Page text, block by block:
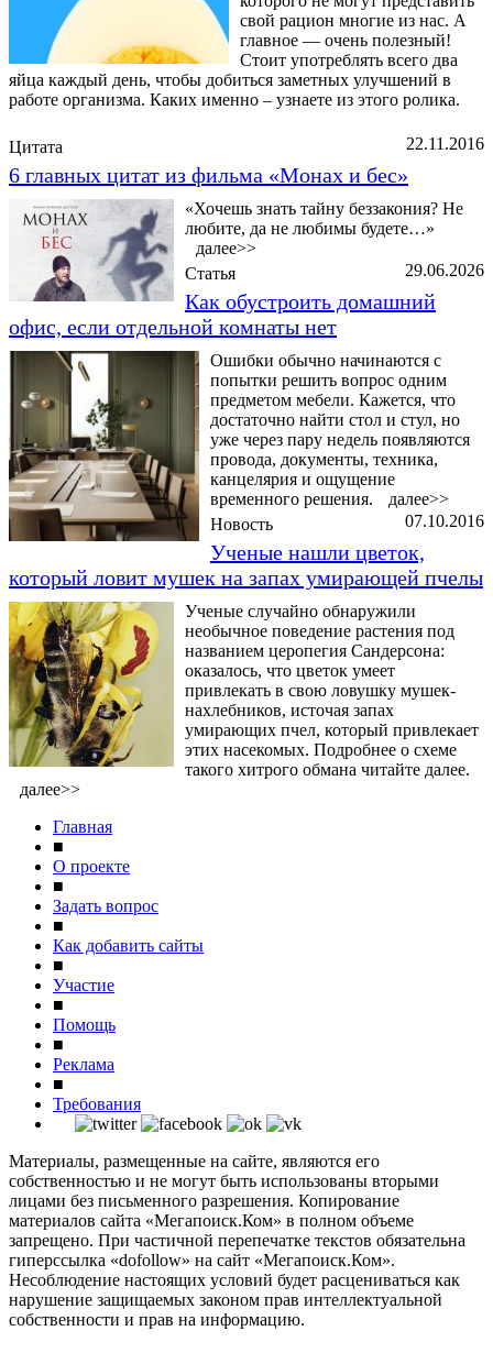
свой рацион многие из нас. А
главное — очень полезный!
Стоит употреблять всего два
яйца каждый день, чтобы добиться заметных улучшений в
работе организма. Каких именно – узнаете из этого ролика.
22.11.2016
Цитата
6 главных цитат из фильма «Монах и бес»
«Хочешь знать тайну беззакония? Не
любите, да не любимы будете…»
далее>>
29.06.2026
Статья
Как обустроить домашний
офис, если отдельной комнаты нет
Ошибки обычно начинаются с
попытки решить вопрос одним
предметом мебели. Кажется, что
достаточно найти стол и стул, но
уже через пару недель появляются
провода, документы, техника,
канцелярия и ощущение
временного решения.
далее>>
07.10.2016
Новость
Ученые нашли цветок,
который ловит мушек на запах умирающей пчелы
Ученые случайно обнаружили
необычное поведение растения под
названием церопегия Сандерсона:
оказалось, что цветок умеет
привлекать в свою ловушку мушек-
нахлебников, источая запах
умирающих пчел, который привлекает
этих насекомых. Подробнее о схеме
такого хитрого обмана читайте далее.
далее>>
Главная
■
О проекте
■
Задать вопрос
■
Как добавить сайты
■
Участие
■
Помощь
■
Реклама
■
Требования
Материалы, размещенные на сайте, являются его
собственностью и не могут быть использованы вторыми
лицами без письменного разрешения. Копирование
материалов сайта «Мегапоиск.Ком» в полном объеме
запрещено. При частичной перепечатке текстов обязательна
гиперссылка «dofollow» на сайт «Мегапоиск.Ком».
Несоблюдение настоящих условий будет расцениваться как
нарушение защищаемых законом прав интеллектуальной
собственности и прав на информацию.